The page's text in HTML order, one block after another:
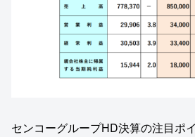
センコーグループHD決算の注目ポ